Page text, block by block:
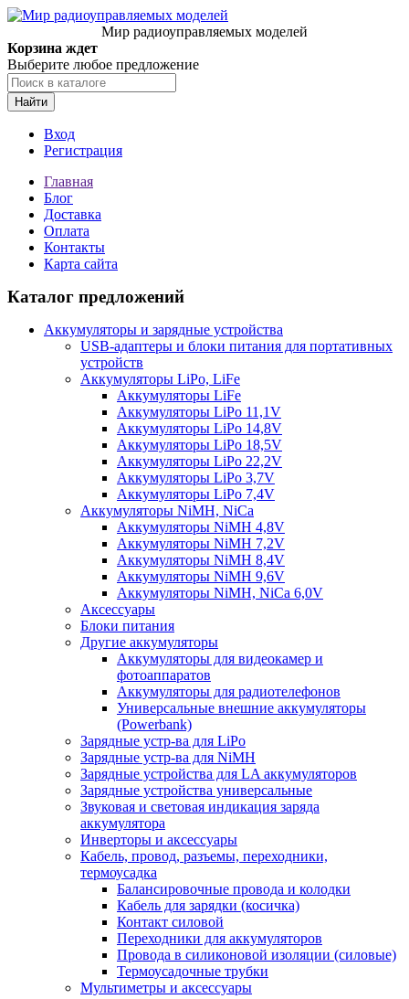
Мир радиоуправляемых моделей
Корзина ждет
Выберите любое предложение
Найти
Вход
Регистрация
Главная
Блог
Доставка
Оплата
Контакты
Карта сайта
Каталог предложений
Аккумуляторы и зарядные устройства
USB-адаптеры и блоки питания для портативных
устройств
Аккумуляторы LiPo, LiFe
Аккумуляторы LiFe
Аккумуляторы LiPo 11,1V
Аккумуляторы LiPo 14,8V
Аккумуляторы LiPo 18,5V
Аккумуляторы LiPo 22,2V
Аккумуляторы LiPo 3,7V
Аккумуляторы LiPo 7,4V
Аккумуляторы NiMH, NiCa
Аккумуляторы NiMH 4,8V
Аккумуляторы NiMH 7,2V
Аккумуляторы NiMH 8,4V
Аккумуляторы NiMH 9,6V
Аккумуляторы NiMH, NiCa 6,0V
Аксессуары
Блоки питания
Другие аккумуляторы
Аккумуляторы для видеокамер и
фотоаппаратов
Аккумуляторы для радиотелефонов
Универсальные внешние аккумуляторы
(Powerbank)
Зарядные устр-ва для LiPo
Зарядные устр-ва для NiMH
Зарядные устройства для LA аккумуляторов
Зарядные устройства универсальные
Звуковая и световая индикация заряда
аккумулятора
Инверторы и аксессуары
Кабель, провод, разъемы, переходники,
термоусадка
Балансировочные провода и колодки
Кабель для зарядки (косичка)
Контакт силовой
Переходники для аккумуляторов
Провода в силиконовой изоляции (силовые)
Термоусадочные трубки
Мультиметры и аксессуары